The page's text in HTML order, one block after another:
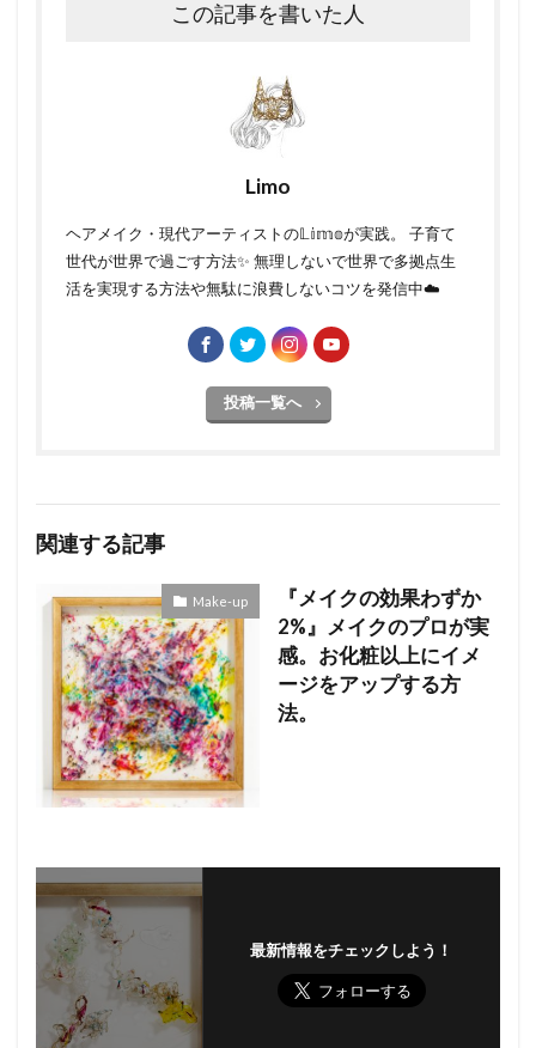
この記事を書いた人
Limo
ヘアメイク・現代アーティストの𝕃𝕚𝕞𝕠が実践。 子育て
世代が世界で過ごす方法✨ 無理しないで世界で多拠点生
活を実現する方法や無駄に浪費しないコツを発信中☁️
投稿一覧へ
関連する記事
Make-up
『メイクの効果わずか
2%』メイクのプロが実
感。お化粧以上にイメ
ージをアップする方
法。
最新情報をチェックしよう！